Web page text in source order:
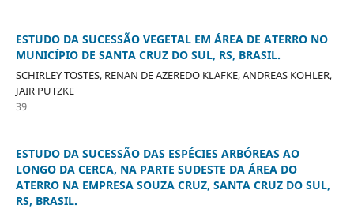
ESTUDO DA SUCESSÃO VEGETAL EM ÁREA DE ATERRO NO
MUNICÍPIO DE SANTA CRUZ DO SUL, RS, BRASIL.
SCHIRLEY TOSTES, RENAN DE AZEREDO KLAFKE, ANDREAS KOHLER,
JAIR PUTZKE
39
ESTUDO DA SUCESSÃO DAS ESPÉCIES ARBÓREAS AO
LONGO DA CERCA, NA PARTE SUDESTE DA ÁREA DO
ATERRO NA EMPRESA SOUZA CRUZ, SANTA CRUZ DO SUL,
RS, BRASIL.